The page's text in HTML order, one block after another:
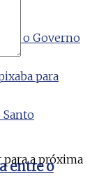
entre o
para a próxima